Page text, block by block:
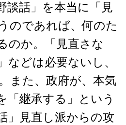
談話」を本当に「見
のであれば、何のた
のか。「見直さな
などは必要ないし、
また、政府が、本気
「継承する」という
」見直し派からの攻